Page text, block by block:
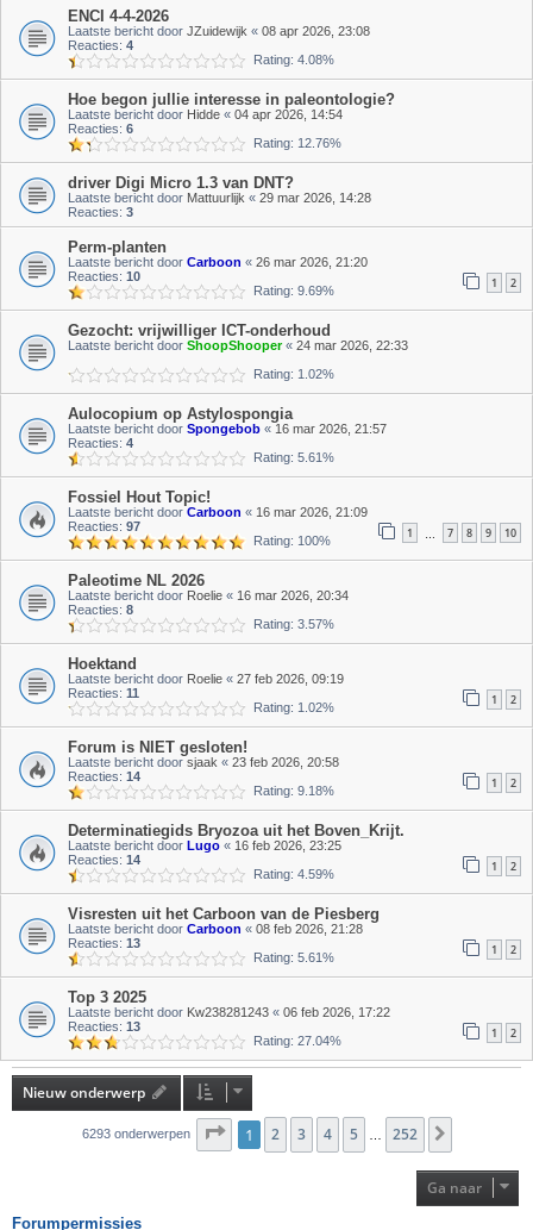
ENCI 4-4-2026
Laatste bericht door JZuidewijk « 08 apr 2026, 23:08
Reacties: 4
Rating: 4.08%
Hoe begon jullie interesse in paleontologie?
Laatste bericht door Hidde « 04 apr 2026, 14:54
Reacties: 6
Rating: 12.76%
driver Digi Micro 1.3 van DNT?
Laatste bericht door Mattuurlijk « 29 mar 2026, 14:28
Reacties: 3
Perm-planten
Laatste bericht door Carboon « 26 mar 2026, 21:20
Reacties: 10 1 2
Rating: 9.69%
Gezocht: vrijwilliger ICT-onderhoud
Laatste bericht door ShoopShooper« 24 mar 2026, 22:33
Rating: 1.02%
Aulocopium op Astylospongia
Laatste bericht door Spongebob « 16 mar 2026, 21:57
Reacties: 4
Rating: 5.61%
Fossiel Hout Topic!
Laatste bericht door Carboon « 16 mar 2026, 21:09
Reacties: 97 1 … 7 8 9 10
Rating: 100%
Paleotime NL 2026
Laatste bericht door Roelie « 16 mar 2026, 20:34
Reacties: 8
Rating: 3.57%
Hoektand
Laatste bericht door Roelie « 27 feb 2026, 09:19
Reacties: 11 1 2
Rating: 1.02%
Forum is NIET gesloten!
Laatste bericht door sjaak « 23 feb 2026, 20:58
Reacties: 14 1 2
Rating: 9.18%
Determinatiegids Bryozoa uit het Boven_Krijt.
Laatste bericht door Lugo « 16 feb 2026, 23:25
Reacties: 14 1 2
Rating: 4.59%
Visresten uit het Carboon van de Piesberg
Laatste bericht door Carboon « 08 feb 2026, 21:28
Reacties: 13 1 2
Rating: 5.61%
Top 3 2025
Laatste bericht door Kw238281243 « 06 feb 2026, 17:22
Reacties: 13 1 2
Rating: 27.04%
Nieuw onderwerp
6293 onderwerpen Pagina1 van 252
1 2 3 4 5 252
Ga naar
Forumpermissies